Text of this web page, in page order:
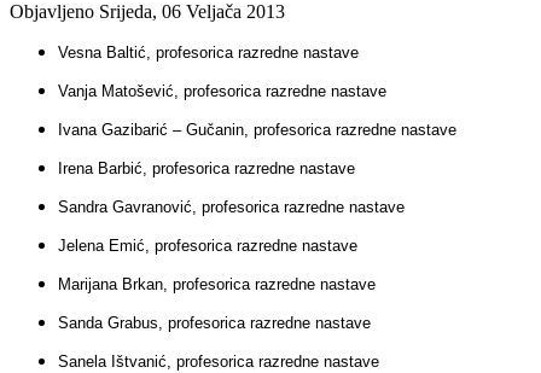
Objavljeno Srijeda, 06 Veljača 2013
Vesna Baltić, profesorica razredne nastave
Vanja Matošević, profesorica razredne nastave
Ivana Gazibarić – Gučanin, profesorica razredne nastave
Irena Barbić, profesorica razredne nastave
Sandra Gavranović, profesorica razredne nastave
Jelena Emić, profesorica razredne nastave
Marijana Brkan, profesorica razredne nastave
Sanda Grabus, profesorica razredne nastave
Sanela Ištvanić, profesorica razredne nastave